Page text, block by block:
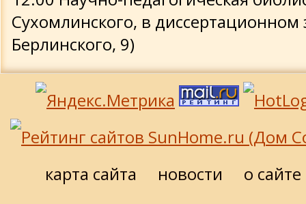
Сухомлинского, в диссертационном
Берлинского, 9)
карта сайта новости о сайте